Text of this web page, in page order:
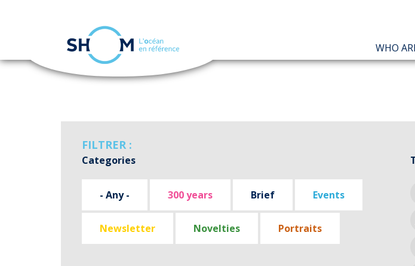
Skip
WHO
FILTRER :
Categories
- Any - 300 years Brief Events
Newsletter Novelties Portraits